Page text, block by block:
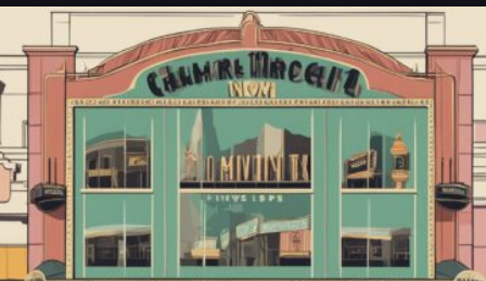
a
r
a
g
o